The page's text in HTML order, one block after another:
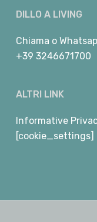
DILLO A LIVING
Chiama o
+39 3246671700
ALTRI LINK
Informative
[cookie_settings]